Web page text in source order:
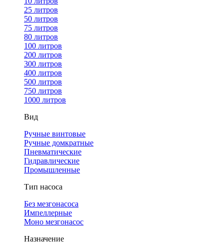
25 литров
50 литров
75 литров
80 литров
100 литров
200 литров
300 литров
400 литров
500 литров
750 литров
1000 литров
Вид
Ручные винтовые
Ручные домкратные
Пневматические
Гидравлические
Промышленные
Тип насоса
Без мезгонасоса
Импеллерные
Моно мезгонасос
Назначение